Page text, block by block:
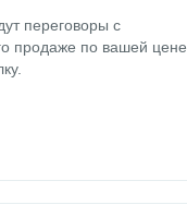
переговоры с
продаже по вашей цене